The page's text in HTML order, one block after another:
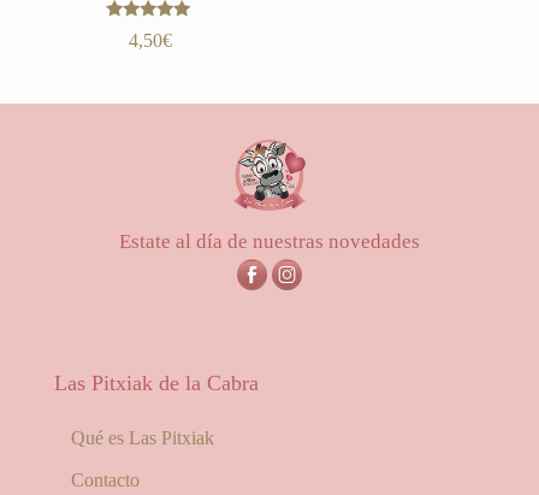
Valorado
con
4,50€
Estate al día de nuestras novedades
Las Pitxiak de la Cabra
Qué es Las Pitxiak
Contacto